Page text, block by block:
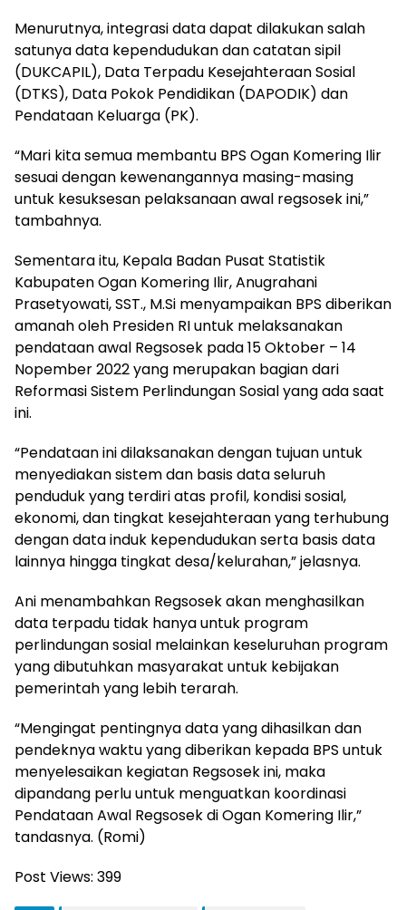
Menurutnya, integrasi data dapat dilakukan salah
satunya data kependudukan dan catatan sipil
(DUKCAPIL), Data Terpadu Kesejahteraan Sosial
(DTKS), Data Pokok Pendidikan (DAPODIK) dan
Pendataan Keluarga (PK).
“Mari kita semua membantu BPS Ogan Komering Ilir
sesuai dengan kewenangannya masing-masing
untuk kesuksesan pelaksanaan awal regsosek ini,”
tambahnya.
Sementara itu, Kepala Badan Pusat Statistik
Kabupaten Ogan Komering Ilir, Anugrahani
Prasetyowati, SST., M.Si menyampaikan BPS diberikan
amanah oleh Presiden RI untuk melaksanakan
pendataan awal Regsosek pada 15 Oktober – 14
Nopember 2022 yang merupakan bagian dari
Reformasi Sistem Perlindungan Sosial yang ada saat
ini.
“Pendataan ini dilaksanakan dengan tujuan untuk
menyediakan sistem dan basis data seluruh
penduduk yang terdiri atas profil, kondisi sosial,
ekonomi, dan tingkat kesejahteraan yang terhubung
dengan data induk kependudukan serta basis data
lainnya hingga tingkat desa/kelurahan,” jelasnya.
Ani menambahkan Regsosek akan menghasilkan
data terpadu tidak hanya untuk program
perlindungan sosial melainkan keseluruhan program
yang dibutuhkan masyarakat untuk kebijakan
pemerintah yang lebih terarah.
“Mengingat pentingnya data yang dihasilkan dan
pendeknya waktu yang diberikan kepada BPS untuk
menyelesaikan kegiatan Regsosek ini, maka
dipandang perlu untuk menguatkan koordinasi
Pendataan Awal Regsosek di Ogan Komering Ilir,”
tandasnya. (Romi)
Post Views: 399